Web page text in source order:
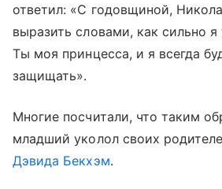
ответил: «С годовщиной,
выразить словами, как сильно
Ты моя принцесса, и я всегда
защищать».
Многие посчитали, что таким
младший уколол своих
Дэвида Бекхэм.